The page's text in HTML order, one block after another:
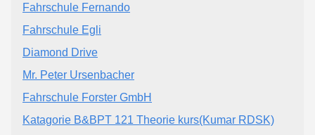
Fahrschule Fernando
Fahrschule Egli
Diamond Drive
Mr. Peter Ursenbacher
Fahrschule Forster GmbH
Katagorie B&BPT 121 Theorie kurs(Kumar RDSK)